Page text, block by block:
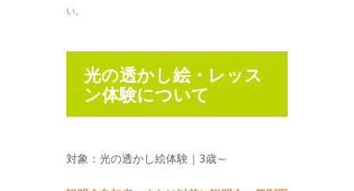
い。
光の透かし絵・レッス
ン体験について
対象：光の透かし絵体験｜3歳～